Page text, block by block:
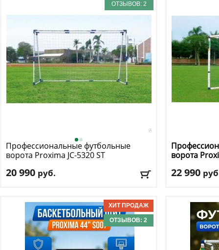
ОТЗЫВОВ: 2
Профессиональные футбольные
ворота Proxima JC-5320 ST
20 990 руб.
Ширина: 300
Доставка:БЕСПЛАТНО, 2-3 дня
ворота
22 990
Ширина: 240
Доставка:
ОТЗЫВОВ: 2